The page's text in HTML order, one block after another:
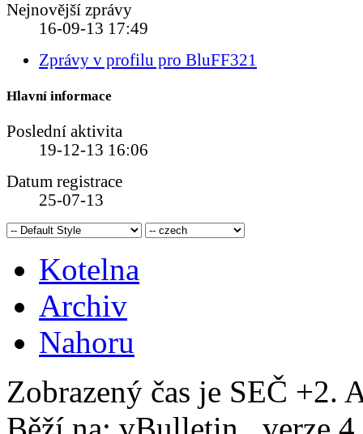
Nejnovější zprávy
16-09-13 17:49
Zprávy v profilu pro BluFF321
Hlavní informace
Poslední aktivita
19-12-13 16:06
Datum registrace
25-07-13
Kotelna
Archiv
Nahoru
Zobrazený čas je SEČ +2.